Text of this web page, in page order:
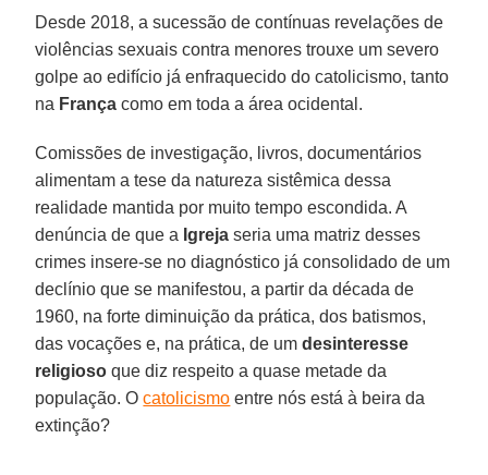
Desde 2018, a sucessão de contínuas revelações de
violências sexuais contra menores trouxe um severo
golpe ao edifício já enfraquecido do catolicismo, tanto
na França como em toda a área ocidental.
Comissões de investigação, livros, documentários
alimentam a tese da natureza sistêmica dessa
realidade mantida por muito tempo escondida. A
denúncia de que a Igreja seria uma matriz desses
crimes insere-se no diagnóstico já consolidado de um
declínio que se manifestou, a partir da década de
1960, na forte diminuição da prática, dos batismos,
das vocações e, na prática, de umdesinteresse
religioso que diz respeito a quase metade da
população. Ocatolicismo entre nós está à beira da
extinção?